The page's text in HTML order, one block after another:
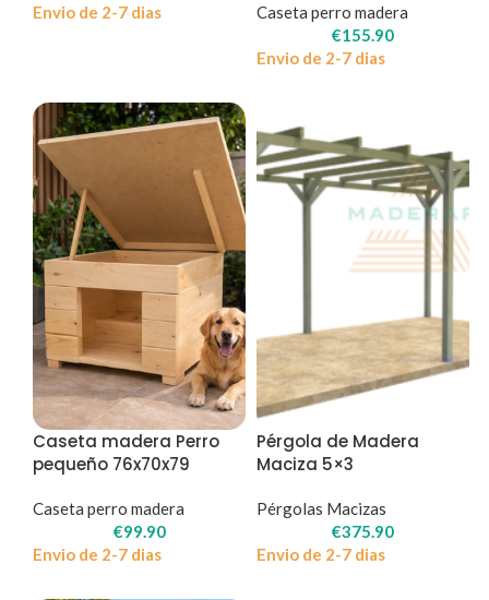
Envio de 2-7 dias
Caseta perro madera
€155.90
Envio de 2-7 dias
Caseta madera Perro
pequeño 76x70x79
Caseta perro madera
€99.90
Envio de 2-7 dias
Pérgola de Madera
Maciza 5×3
Pérgolas Macizas
€375.90
Envio de 2-7 dias